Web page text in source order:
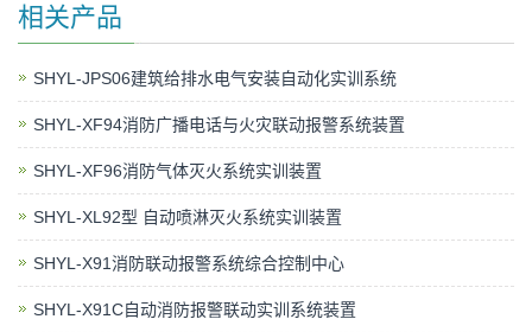
相关产品
SHYL-JPS06建筑给排水电气安装自动化实训系统
SHYL-XF94消防广播电话与火灾联动报警系统装置
SHYL-XF96消防气体灭火系统实训装置
SHYL-XL92型 自动喷淋灭火系统实训装置
SHYL-X91消防联动报警系统综合控制中心
SHYL-X91C自动消防报警联动实训系统装置